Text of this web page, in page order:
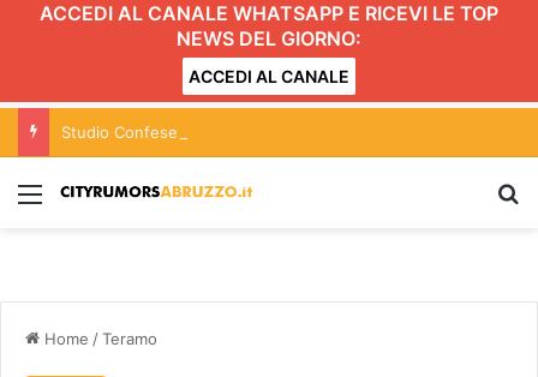
ACCEDI AL CANALE WHATSAPP E RICEVI LE TOP
NEWS DEL GIORNO:
ACCEDI AL CANALE
Menu
Home /Teramo